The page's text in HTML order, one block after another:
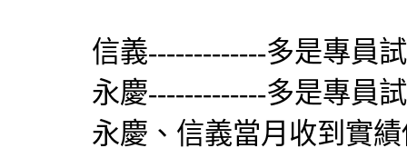
信義-------------多是專員
永慶-------------多是專員
永慶、信義當月收到實